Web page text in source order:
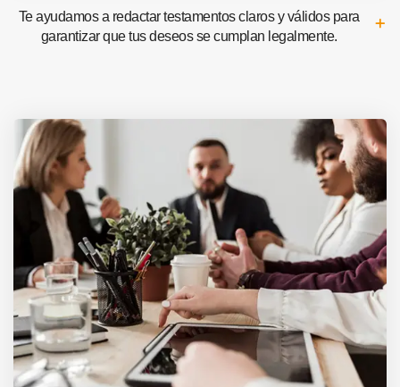
Te ayudamos a redactar testamentos claros y válidos para
garantizar que tus deseos se cumplan legalmente.